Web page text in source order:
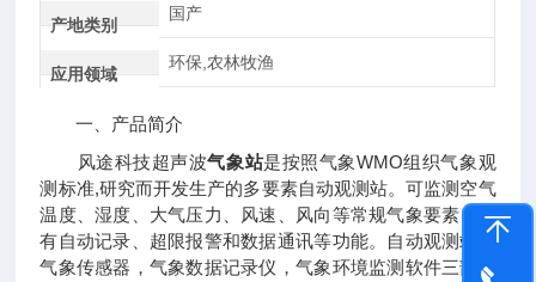
产地类别
国产
应用领域
环保,农林牧渔
一、产品简介
风途科技超声波气象站是按照气象WMO组织气象观
测标准,研究而开发生产的多要素自动观测站。可监测空气
温度、湿度、大气压力、风速、风向等常规气象要素，具
有自动记录、超限报警和数据通讯等功能。自动观测站由
气象传感器，气象数据记录仪，气象环境监测软件三部分